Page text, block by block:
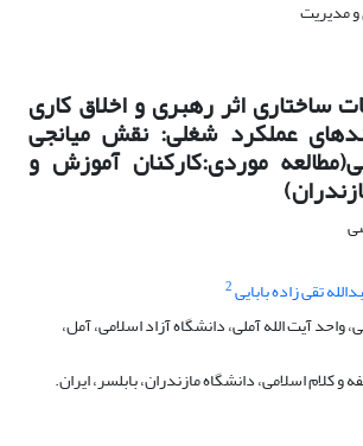
ساختاری اثر رهبری و اخلاق کاری
عملکرد شغلی: نقش میانجی
موردی:کارکنان آموزش و
تقی زاده بابایی2
آیت الله آملی، دانشگاه آزاد اسلامی، آمل،
کلام اسلامی، دانشگاه مازندران، بابلسر، ایران.